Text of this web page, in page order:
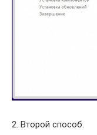
2. Второй способ.